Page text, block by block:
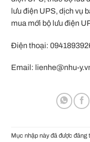
lưu điện UPS, dịch vụ
mua mới bộ lưu điện
Điện thoại:
Email: lienhe@nhu-
Mục nhập này đã được đăng